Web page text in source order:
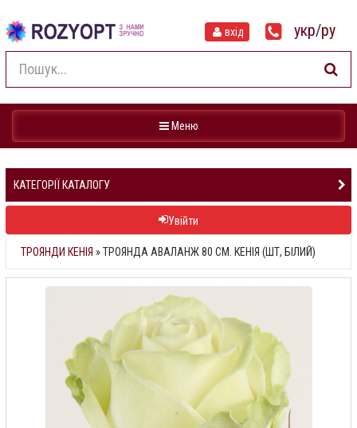
вхід укр/ру
Навігація
Меню
КАТЕГОРІЇ КАТАЛОГУ
Увійти
ТРОЯНДИ КЕНІЯ »ТРОЯНДА АВАЛАНЖ 80 СМ. КЕНІЯ (ШТ, БІЛИЙ)